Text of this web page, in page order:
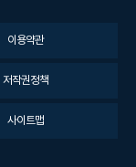
이용약관
저작권정책
사이트맵